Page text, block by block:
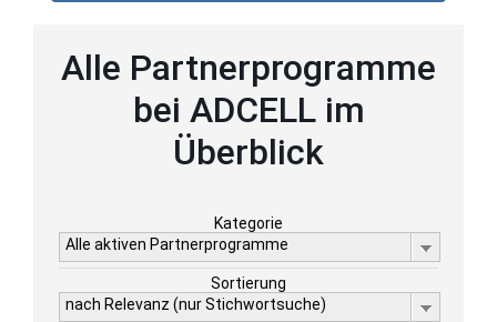
Alle Partnerprogramme
bei ADCELL im
Überblick
Kategorie
Alle aktiven Partnerprogramme
Sortierung
nach Relevanz (nur Stichwortsuche)